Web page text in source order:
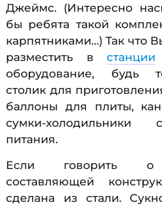
Джеймс. (Интересно
бы ребята такой
карпятниками…) Так что
разместить в станции
оборудование, будь
столик для
баллоны для плиты,
сумки-холодильники
питания.
Если говорить о
составляющей
сделана из стали.